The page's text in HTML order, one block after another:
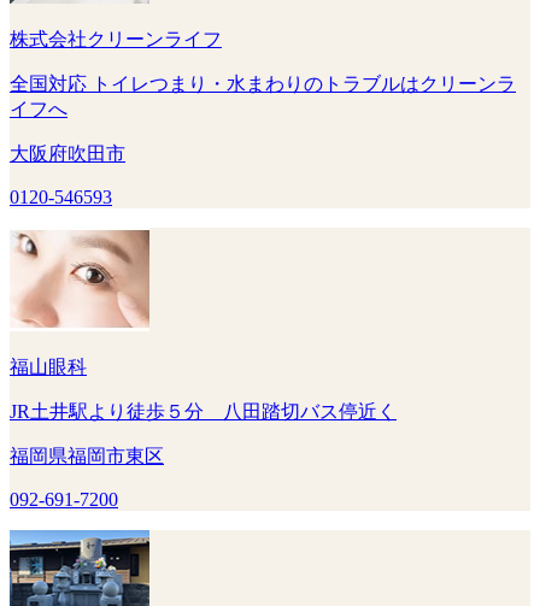
株式会社クリーンライフ
全国対応 トイレつまり・水まわりのトラブルはクリーンラ
イフへ
大阪府吹田市
0120-546593
福山眼科
JR土井駅より徒歩５分 八田踏切バス停近く
福岡県福岡市東区
092-691-7200